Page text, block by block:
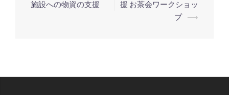
稿
施設への物資の支援
援 お茶会ワークショッ
プ ⟶